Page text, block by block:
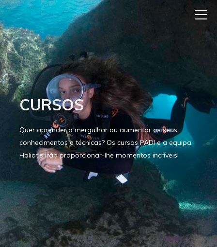
CURSOS
Quer aprender a mergulhar ou aumentar os seus
conhecimentos e técnicas? Os cursos PADI e a equipa
Haliotis irão proporcionar-lhe momentos incríveis!